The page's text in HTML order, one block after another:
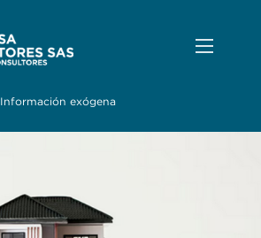
Información exógena